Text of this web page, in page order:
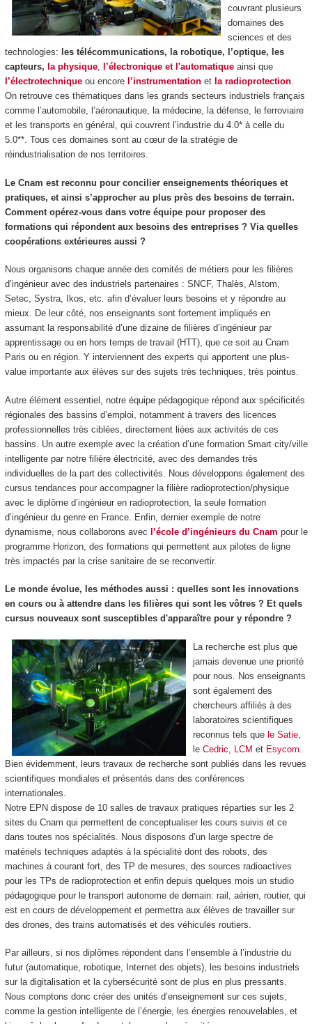
couvrant plusieurs
domaines des
sciences et des
technologies: les télécommunications, la robotique, l’optique, les
capteurs, la physique, l’électronique et l'automatiqueainsi que
l’électrotechniqueou encore l’instrumentationet la radioprotection.
On retrouve ces thématiques dans les grands secteurs industriels français
comme l’automobile, l’aéronautique, la médecine, la défense, le ferroviaire
et les transports en général, qui couvrent l’industrie du 4.0* à celle du
5.0**. Tous ces domaines sont au cœur de la stratégie de
réindustrialisation de nos territoires.
Le Cnam est reconnu pour concilier enseignements théoriques et
pratiques, et ainsi s’approcher au plus près des besoins de terrain.
Comment opérez-vous dans votre équipe pour proposer des
formations qui répondent aux besoins des entreprises ? Via quelles
coopérations extérieures aussi ?
Nous organisons chaque année des comités de métiers pour les filières
d’ingénieur avec des industriels partenaires : SNCF, Thalès, Alstom,
Setec, Systra, Ikos, etc. afin d’évaluer leurs besoins et y répondre au
mieux. De leur côté, nos enseignants sont fortement impliqués en
assumant la responsabilité d’une dizaine de filières d’ingénieur par
apprentissage ou en hors temps de travail (HTT), que ce soit au Cnam
Paris ou en région. Y interviennent des experts qui apportent une plus-
value importante aux élèves sur des sujets très techniques, très pointus.
Autre élément essentiel, notre équipe pédagogique répond aux spécificités
régionales des bassins d’emploi, notamment à travers des licences
professionnelles très ciblées, directement liées aux activités de ces
bassins. Un autre exemple avec la création d’une formation Smart city/ville
intelligente par notre filière électricité, avec des demandes très
individuelles de la part des collectivités. Nous développons également des
cursus tendances pour accompagner la filière radioprotection/physique
avec le diplôme d’ingénieur en radioprotection, la seule formation
d’ingénieur du genre en France. Enfin, dernier exemple de notre
dynamisme, nous collaborons avec l’école d’ingénieurs du Cnam pour le
programme Horizon, des formations qui permettent aux pilotes de ligne
très impactés par la crise sanitaire de se reconvertir.
Le monde évolue, les méthodes aussi : quelles sont les innovations
en cours ou à attendre dans les filières qui sont les vôtres ? Et quels
cursus nouveaux sont susceptibles d'apparaître pour y répondre ?
La recherche est plus que
jamais devenue une priorité
pour nous. Nos enseignants
sont également des
chercheurs affiliés à des
laboratoires scientifiques
reconnus tels que le Satie,
le Cedric LCM et Esycom
Bien évidemment, leurs travaux de recherche sont publiés dans les revues
scientifiques mondiales et présentés dans des conférences
internationales.
Notre EPNdispose de 10 salles de travaux pratiques réparties sur les 2
sites du Cnam qui permettent de conceptualiser les cours suivis et ce
dans toutes nos spécialités. Nous disposons d’un large spectre de
matériels techniques adaptés à la spécialité dont des robots, des
machines à courant fort, des TP de mesures, des sources radioactives
pour les TPs de radioprotection et enfin depuis quelques mois un studio
pédagogique pour le transport autonome de demain: rail, aérien, routier, qui
est en cours de développement et permettra aux élèves de travailler sur
des drones, des trains automatisés et des véhicules routiers.
Par ailleurs, si nos diplômes répondent dans l’ensemble à l’industrie du
futur (automatique, robotique, Internet des objets), les besoins industriels
sur la digitalisation et la cybersécurité sont de plus en plus pressants.
Nous comptons donc créer des unités d’enseignement sur ces sujets,
comme la gestion intelligente de l’énergie, les énergies renouvelables, et